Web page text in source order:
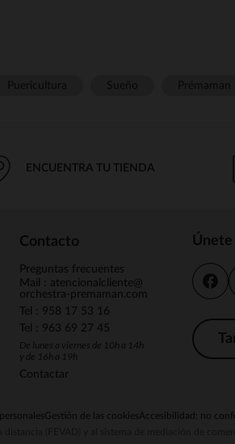
ENCUENTRA TU TIENDA
Contacto
Preguntas frecuentes
Mail : atencionalcliente@
orchestra-premaman.com
Tel : 958 17 53 16
Tel : 963 69 27 45
De lunes a viernes de 10h a 14h
y de 16h a 19h
Contactar
Únete
Gestión de las cookiesAccesibilidad: no